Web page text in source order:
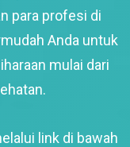
para profesi di
Anda untuk
mulai dari
link di bawah